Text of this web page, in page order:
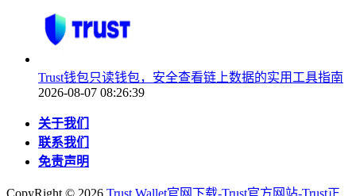
Trust钱包只读钱包，安全查看链上数据的实用工具指南
2026-08-07 08:26:39
关于我们
联系我们
免责声明
CopyRight © 2026 Trust Wallet官网下载-Trust官方网站-Trust正